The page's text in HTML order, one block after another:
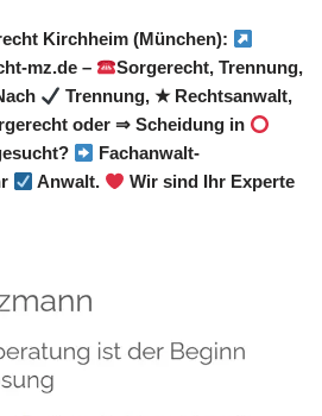
Kirchheim (München):
mz.de –
Sorgerecht, Trennung,
Trennung, ★ Rechtsanwalt,
oder ⇒ Scheidung in
Fachanwalt-
Anwalt.
Wir sind Ihr Experte